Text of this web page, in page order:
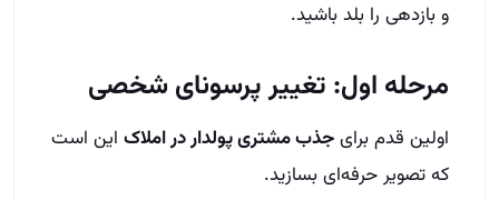
و بازدهی را بلد باشید.
مرحله اول: تغییر پرسونای شخصی
اولین قدم برایجذب مشتری پولدار در املاک این است
که تصویر حرفه‌ای بسازید.